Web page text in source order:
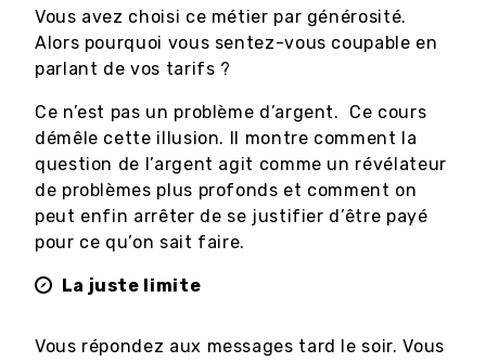
Vous avez choisi ce métier par générosité.
Alors pourquoi vous sentez-vous coupable en
parlant de vos tarifs ?
Ce n’est pas un problème d’argent. Ce cours
démêle cette illusion. Il montre comment la
question de l’argent agit comme un révélateur
de problèmes plus profonds et comment on
peut enfin arrêter de se justifier d’être payé
pour ce qu’on sait faire.
La juste limite
Vous répondez aux messages tard le soir. Vous